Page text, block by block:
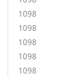
1098
1098
1098
1098
1098